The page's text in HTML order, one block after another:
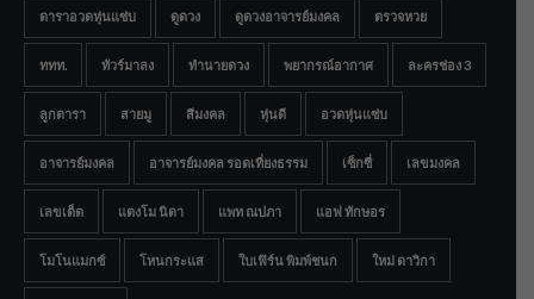
ดาราอวดหุ่นแซ่บ ดูดวง ดูดวงอาจารย์มงคล ตรวจหวย
ททท. ทัวร์มาลง ทำนายดวง พยากรณ์อากาศ ละครช่อง 3
ลูกดารา สายมู สีมงคล หุ่นดี อวดหุ่นแซ่บ
อาจารย์มงคล อาจารย์มงคล รอดเที่ยงธรรม เซ็กซี่ เลขมงคล
เลขเด็ด แตงโม นิดา แพท ณปภา แอฟ ทักษอร
โมโนแมกซ์ โหนกระแส ใบเฟิร์น พิมพ์ชนก ใหม่ ดาวิกา